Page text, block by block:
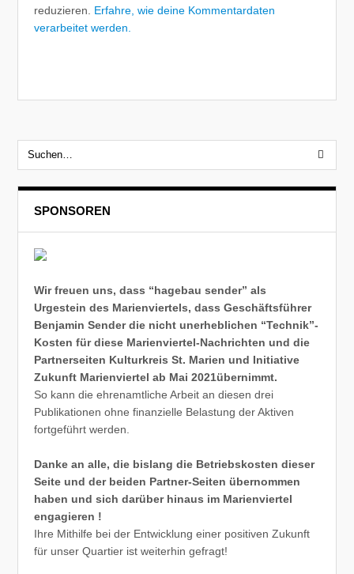
reduzieren. Erfahre, wie deine Kommentardaten
verarbeitet werden.
SPONSOREN
Wir freuen uns, dass “hagebau sender” als
Urgestein des Marienviertels, dass Geschäftsführer
Benjamin Sender die nicht unerheblichen “Technik”-
Kosten für diese Marienviertel-Nachrichten und die
Partnerseiten Kulturkreis St. Marien und Initiative
Zukunft Marienviertel ab Mai 2021übernimmt.
So kann die ehrenamtliche Arbeit an diesen drei
Publikationen ohne finanzielle Belastung der Aktiven
fortgeführt werden.
Danke an alle, die bislang die Betriebskosten dieser
Seite und der beiden Partner-Seiten übernommen
haben und sich darüber hinaus im Marienviertel
engagieren !
Ihre Mithilfe bei der Entwicklung einer positiven Zukunft
für unser Quartier ist weiterhin gefragt!